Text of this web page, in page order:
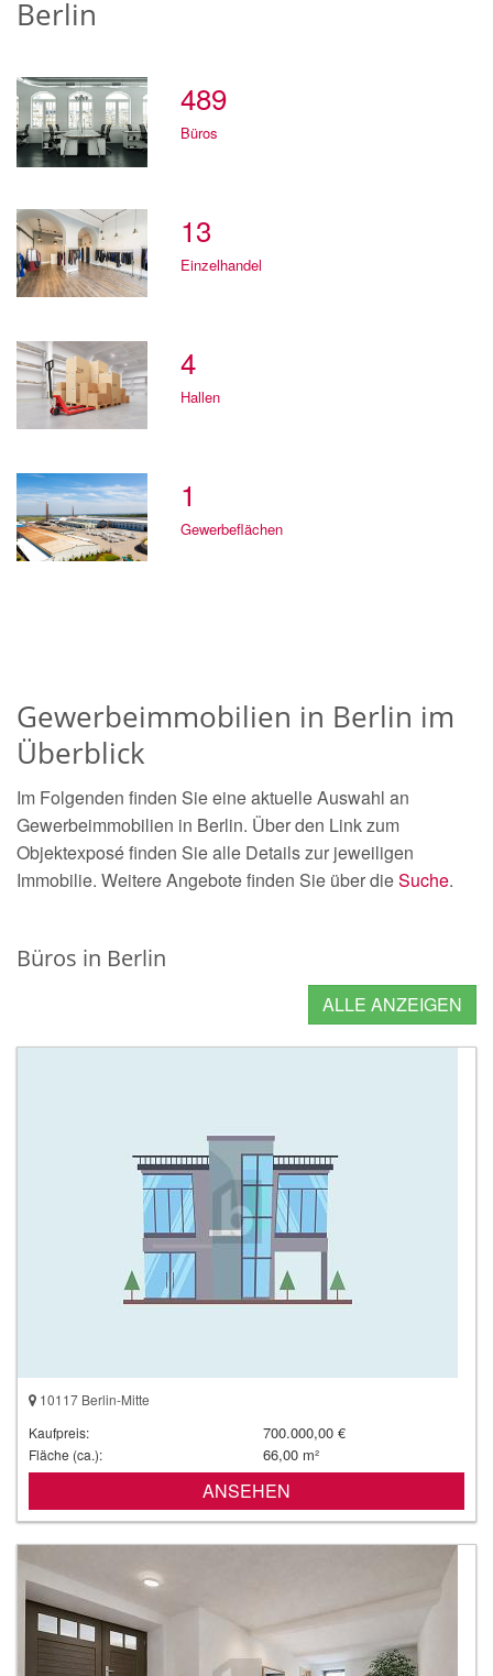
Berlin
489
Büros
13
Einzelhandel
4
Hallen
1
Gewerbeflächen
Gewerbeimmobilien in Berlin im
Überblick
Im Folgenden finden Sie eine aktuelle Auswahl an
Gewerbeimmobilien in Berlin. Über den Link zum
Objektexposé finden Sie alle Details zur jeweiligen
Immobilie. Weitere Angebote finden Sie über dieSuche.
Büros in Berlin
ALLE ANZEIGEN
10117 Berlin-Mitte
Kaufpreis:
700.000,00 €
Fläche (ca.): 66,00 m²
ANSEHEN